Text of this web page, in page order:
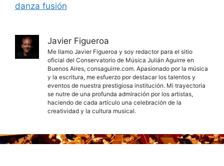
danza fusión
Javier Figueroa
Me llamo Javier Figueroa y soy redactor para el sitio
oficial del Conservatorio de Música Julián Aguirre en
Buenos Aires, consaguirre.com. Apasionado por la música
y la escritura, me esfuerzo por destacar los talentos y
eventos de nuestra prestigiosa institución. Mi trayectoria
se nutre de una profunda admiración por los artistas,
haciendo de cada artículo una celebración de la
creatividad y la cultura musical.